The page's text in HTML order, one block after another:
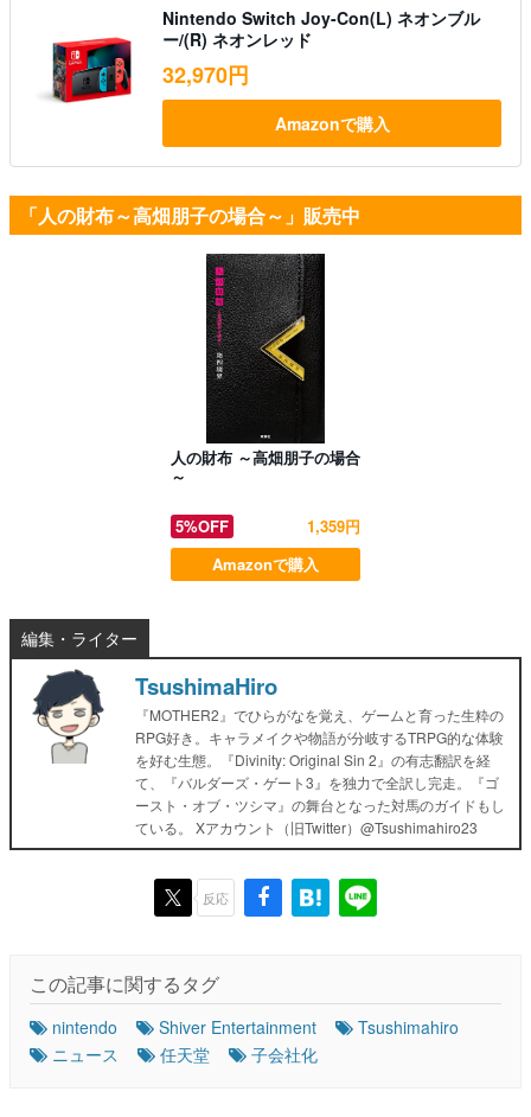
Nintendo Switch Joy-Con(L) ネオンブル
ー/(R) ネオンレッド
32,970円
Amazonで購入
「人の財布～高畑朋子の場合～」販売中
人の財布 ～高畑朋子の場合
～
5%OFF
1,359円
Amazonで購入
編集・ライター
TsushimaHiro
『MOTHER2』でひらがなを覚え、ゲームと育った生粋の
RPG好き。キャラメイクや物語が分岐するTRPG的な体験
を好む生態。『Divinity: Original Sin 2』の有志翻訳を経
て、『バルダーズ・ゲート3』を独力で全訳し完走。『ゴ
ースト・オブ・ツシマ』の舞台となった対馬のガイドもし
ている。 Xアカウント（旧Twitter）@Tsushimahiro23
反応
この記事に関するタグ
nintendo Shiver Entertainment
Tsushimahiro
ニュース
任天堂 子会社化